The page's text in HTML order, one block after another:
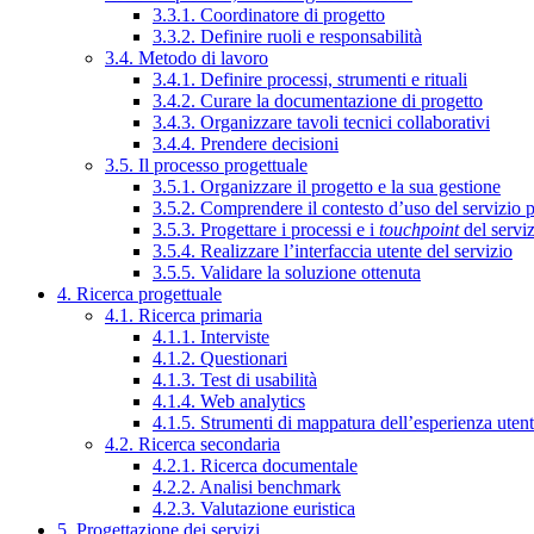
3.3.1. Coordinatore di progetto
3.3.2. Definire ruoli e responsabilità
3.4. Metodo di lavoro
3.4.1. Definire processi, strumenti e rituali
3.4.2. Curare la documentazione di progetto
3.4.3. Organizzare tavoli tecnici collaborativi
3.4.4. Prendere decisioni
3.5. Il processo progettuale
3.5.1. Organizzare il progetto e la sua gestione
3.5.2. Comprendere il contesto d’uso del servizio
3.5.3. Progettare i processi e i touchpointdel
3.5.4. Realizzare l’interfaccia utente del servizio
3.5.5. Validare la soluzione ottenuta
4. Ricerca progettuale
4.1. Ricerca primaria
4.1.1. Interviste
4.1.2. Questionari
4.1.3. Test di usabilità
4.1.4. Web analytics
4.1.5. Strumenti di mappatura dell’esperienza
4.2. Ricerca secondaria
4.2.1. Ricerca documentale
4.2.2. Analisi benchmark
4.2.3. Valutazione euristica
5. Progettazione dei servizi